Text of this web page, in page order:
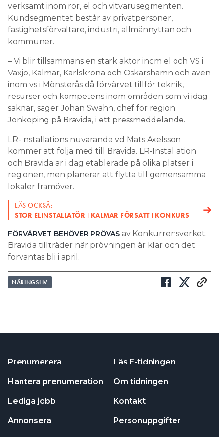
verksamt inom rör, el och vitvarusegmenten.
Kundsegmentet består av privatpersoner,
fastighetsförvaltare, industri, allmännyttan och
kommuner.
– Vi blir tillsammans en stark aktör inom el och VS i
Växjö, Kalmar, Karlskrona och Oskarshamn och även
inom vs i Mönsterås då förvärvet tillför teknik,
resurser och kompetens inom områden som vi idag
saknar, säger Johan Swahn, chef för region
Jönköping på Bravida, i ett pressmeddelande.
LR-Installations nuvarande vd Mats Axelsson
kommer att följa med till Bravida. LR-Installation
och Bravida är i dag etablerade på olika platser i
regionen, men planerar att flytta till gemensamma
lokaler framöver.
LÄS OCKSÅ:
STOR ELINSTALLATÖR I KALMAR FÖRSATT I KONKURS
FÖRVÄRVET BEHÖVER PRÖVAS av Konkurrensverket.
Bravida tillträder när prövningen är klar och det
förväntas bli i april.
NÄRINGSLIV
Prenumerera
Hantera prenumeration
Lediga jobb
Annonsera
Läs E-tidningen
Om tidningen
Kontakt
Personuppgifter